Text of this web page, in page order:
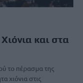
και στα
το πέρασμα της
χιόνια στις